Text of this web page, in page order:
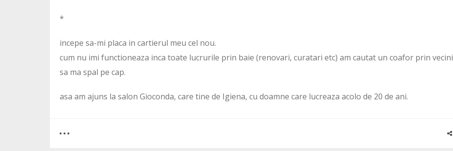
*
incepe sa-mi placa in cartierul meu cel nou.
cum nu imi functioneaza inca toate lucrurile prin baie (renovari, curatari etc) am cautat un coafor prin vecini
sa ma spal pe cap.
asa am ajuns la salon Gioconda, care tine de Igiena, cu doamne care lucreaza acolo de 20 de ani.